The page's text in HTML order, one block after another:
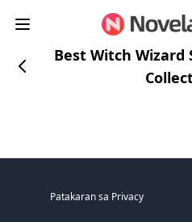
Best Witch Wizard
Patakaran sa Privacy